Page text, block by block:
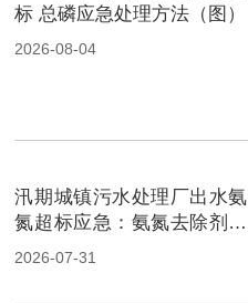
标 总磷应急处理方法（图）
2026-08-04
汛期城镇污水处理厂出水氨
氮超标应急：氨氮去除剂投
加方法及实操指南（图）
2026-07-31